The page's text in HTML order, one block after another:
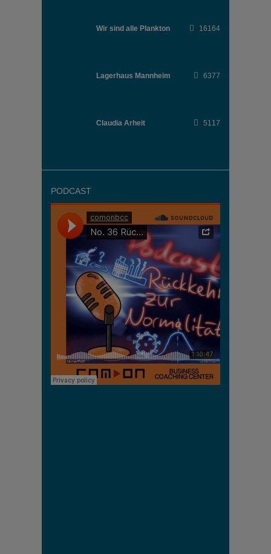
Wir sind alle Plankton 16164
Lagerhaus Mannheim 6377
Claudia Arheit 5117
PODCAST